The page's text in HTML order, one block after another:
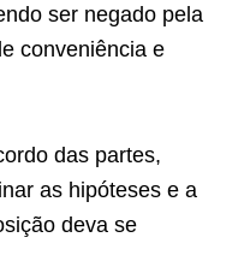
ser negado pela
conveniência e
das partes,
as hipóteses e a
deva se